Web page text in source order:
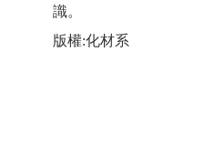
版權:本系照片
識。
版權:化材系